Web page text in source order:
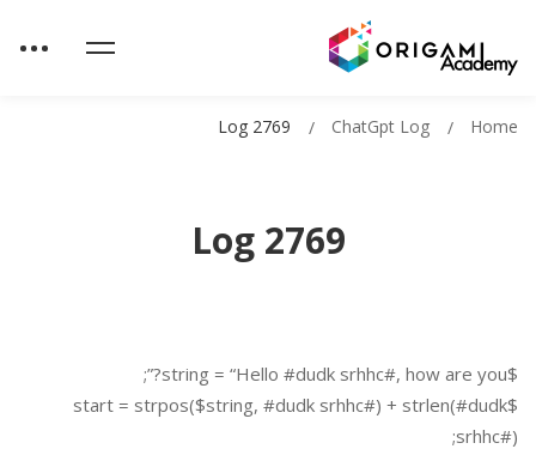
Log 2769
Home
ChatGpt Log
Log 2769
$string = “Hello #dudk srhhc#, how are you?”;
$start = strpos($string, #dudk srhhc#) + strlen(#dudk
srhhc#);